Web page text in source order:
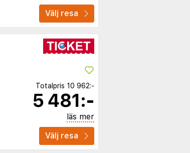
Välj resa
Totalpris 10 962:-
5 481:-
läs mer
Välj resa